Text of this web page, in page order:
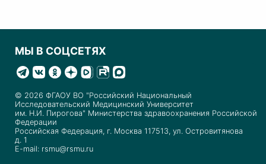
МЫ В СОЦСЕТЯХ
© 2026 ФГАОУ ВО "Российский Национальный
Исследовательский Медицинский Университет
им. Н.И. Пирогова" Министерства здравоохранения Российской
Федерации
Российская Федерация, г. Москва 117513, ул. Островитянова
д. 1
E-mail: rsmu@rsmu.ru